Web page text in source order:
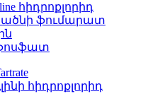
հիդրոքլորիդ
ֆումարատ
ֆոսֆատ
հիդրոքլորիդ